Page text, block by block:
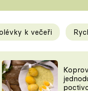
Tipy a triky
KAM ZA JÍDLEM
k večeři